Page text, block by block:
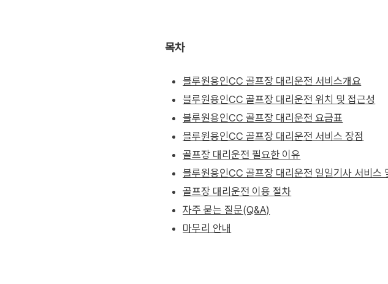
목차
블루원용인CC 골프장 대리운전 서비스개요
블루원용인CC 골프장 대리운전 위치 및 접근성
블루원용인CC 골프장 대리운전 요금표
블루원용인CC 골프장 대리운전 서비스 장점
골프장 대리운전 필요한 이유
블루원용인CC 골프장 대리운전 일일기사 서비스
골프장 대리운전 이용 절차
자주 묻는 질문(Q&A)
마무리 안내